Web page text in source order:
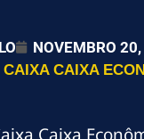
NOVEMBRO
CAIXA